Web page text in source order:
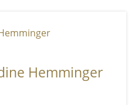
Hemminger